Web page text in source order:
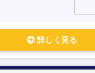
詳しく見る